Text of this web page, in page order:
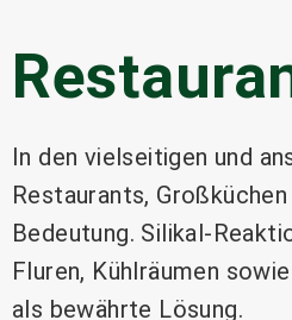
In den vielseitigen und
Restaurants,
Bedeutung. Silikal-
Fluren, Kühlräumen
als bewährte Lösung.